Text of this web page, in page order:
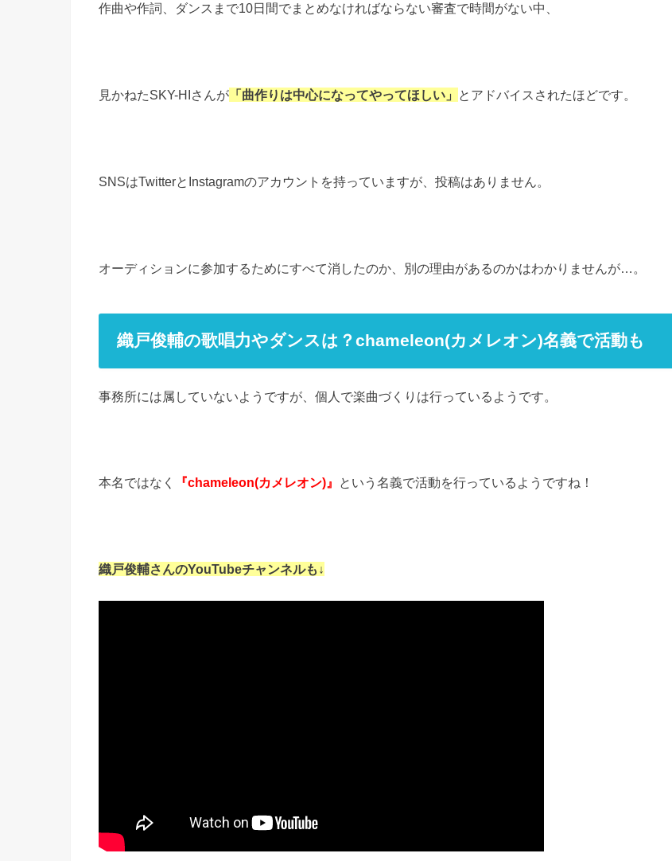
作曲や作詞、ダンスまで10日間でまとめなければならない審査で時間がない中、
見かねたSKY-HIさんが 「曲作りは中心になってやってほしい」 とアドバイスされたほどです。
SNSはTwitterとInstagramのアカウントを持っていますが、投稿はありません。
オーディションに参加するためにすべて消したのか、別の理由があるのかはわかりませんが…。
織戸俊輔の歌唱力やダンスは？chameleon(カメレオン)名義で活動も
事務所には属していないようですが、個人で楽曲づくりは行っているようです。
本名ではなく 『chameleon(カメレオン)』 という名義で活動を行っているようですね！
織戸俊輔さんのYouTubeチャンネルも↓